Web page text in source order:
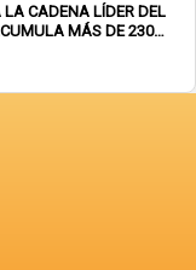
CADENA LÍDER DEL
MÁS DE 230
RIESGO CIENTOS DE